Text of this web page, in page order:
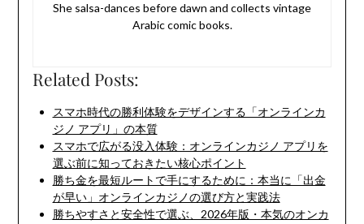
She salsa-dances before dawn and collects vintage
Arabic comic books.
Related Posts:
スマホ時代の勝利体験をデザインする「オンラインカ
ジノ アプリ」の本質
スマホで広がる没入体験：オンラインカジノ アプリを
選ぶ前に知っておきたい核心ポイント
勝ち金を最短ルートで手にするために：本当に「出金
が早い」オンラインカジノの選び方と実践法
勝ちやすさと安全性で選ぶ、2026年版・本気のオンカ